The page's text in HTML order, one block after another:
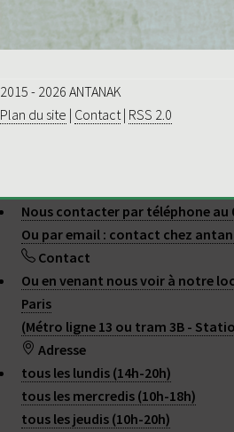
2015 - 2026 ANTANAK
Plan du site | Contact| RSS 2.0
Nous contacter par téléphone au
Ou par email : contact chez
Contact
Ou en venant nous voir à notre
Paris
(Métro ligne 13 ou tram 3B -
Adresse
tous les lundis (14h-20h)
tous les mercredis (10h-18h)
tous les jeudis (10h-20h)